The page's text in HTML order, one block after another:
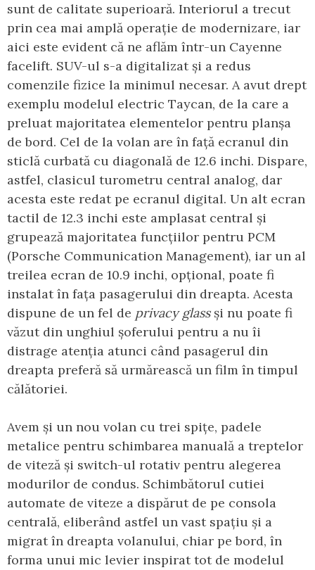
sunt de calitate superioară. Interiorul a trecut
prin cea mai amplă operație de modernizare, iar
aici este evident că ne aflăm într-un Cayenne
facelift. SUV-ul s-a digitalizat și a redus
comenzile fizice la minimul necesar. A avut drept
exemplu modelul electric Taycan, de la care a
preluat majoritatea elementelor pentru planșa
de bord. Cel de la volan are în față ecranul din
sticlă curbată cu diagonală de 12.6 inchi. Dispare,
astfel, clasicul turometru central analog, dar
acesta este redat pe ecranul digital. Un alt ecran
tactil de 12.3 inchi este amplasat central și
grupează majoritatea funcțiilor pentru PCM
(Porsche Communication Management), iar un al
treilea ecran de 10.9 inchi, opțional, poate fi
instalat în fața pasagerului din dreapta. Acesta
dispune de un fel de privacy glassși nu poate fi
văzut din unghiul șoferului pentru a nu îi
distrage atenția atunci când pasagerul din
dreapta preferă să urmărească un film în timpul
călătoriei.
Avem și un nou volan cu trei spițe, padele
metalice pentru schimbarea manuală a treptelor
de viteză și switch-ul rotativ pentru alegerea
modurilor de condus. Schimbătorul cutiei
automate de viteze a dispărut de pe consola
centrală, eliberând astfel un vast spațiu și a
migrat în dreapta volanului, chiar pe bord, în
forma unui mic levier inspirat tot de modelul